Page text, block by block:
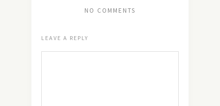
NO COMMENTS
LEAVE A REPLY